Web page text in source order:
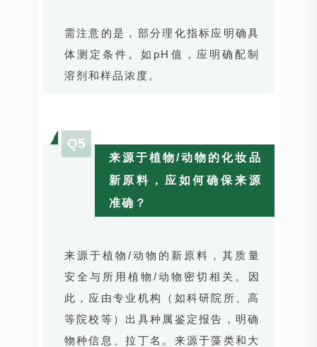
需注意的是，部分理化指标应明确具
体测定条件。如pH值，应明确配制
溶剂和样品浓度。
Q5
来源于植物/动物的化妆品
新原料，应如何确保来源
准确？
来源于植物/动物的新原料，其质量
安全与所用植物/动物密切相关。因
此，应由专业机构（如科研院所、高
等院校等）出具种属鉴定报告，明确
物种信息、拉丁名。来源于藻类和大